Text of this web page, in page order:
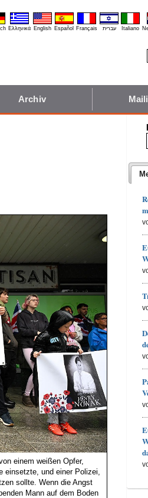
Ελληνικά English Español Français עברית Italiano
Archiv
einem weißen Opfer,
einsetzte, und einer Polizei,
sollte. Wenn die Angst
Mann auf dem Boden